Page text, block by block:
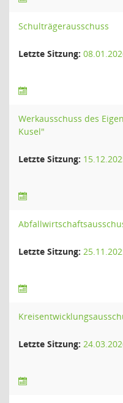
Schulträgerausschuss
Letzte Sitzung:
Werkausschuss des
Kusel"
Letzte Sitzung:
Letzte Sitzung:
Letzte Sitzung: